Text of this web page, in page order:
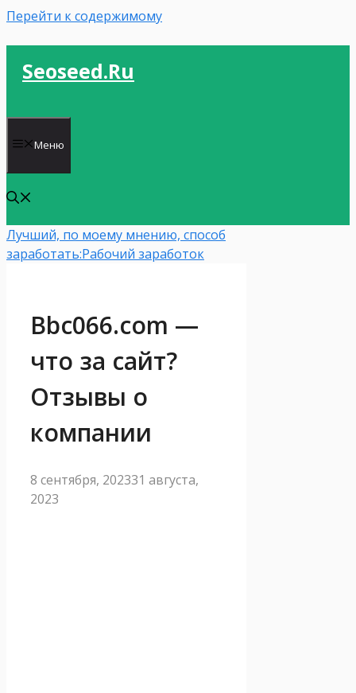
Перейти к содержимому
Seoseed.ru
Меню
Лучший, по моему мнению, способ
заработать:Рабочий заработок
Bbc066.com —
что за сайт?
Отзывы о
компании
8 сентября, 202331 августа,
2023